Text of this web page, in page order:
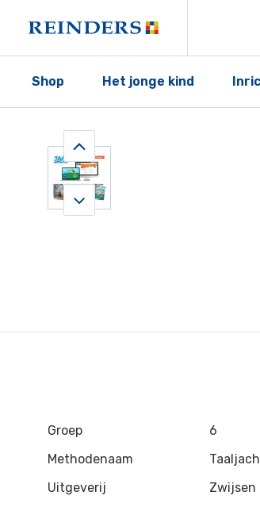
Shop Het jonge kind
Groep
6
Methodenaam
Uitgeverij
Zwijsen